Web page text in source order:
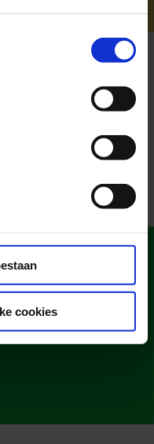
cookies
Thumas
van de
de eerste week van
“Als er zich kansen
maken met de